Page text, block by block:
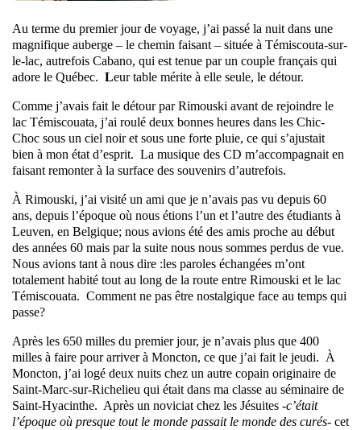
Au terme du premier jour de voyage, j’ai passé la nuit dans une
magnifique auberge – le chemin faisant – située à Témiscouta-sur-
le-lac, autrefois Cabano, qui est tenue par un couple français qui
adore le Québec. Leur table mérite à elle seule, le détour.
Comme j’avais fait le détour par Rimouski avant de rejoindre le
lac Témiscouata, j’ai roulé deux bonnes heures dans les Chic-
Choc sous un ciel noir et sous une forte pluie, ce qui s’ajustait
bien à mon état d’esprit. La musique des CD m’accompagnait en
faisant remonter à la surface des souvenirs d’autrefois.
À Rimouski, j’ai visité un ami que je n’avais pas vu depuis 60
ans, depuis l’époque où nous étions l’un et l’autre des étudiants à
Leuven, en Belgique; nous avions été des amis proche au début
des années 60 mais par la suite nous nous sommes perdus de vue.
Nous avions tant à nous dire :les paroles échangées m’ont
totalement habité tout au long de la route entre Rimouski et le lac
Témiscouata. Comment ne pas être nostalgique face au temps qui
passe?
Après les 650 milles du premier jour, je n’avais plus que 400
milles à faire pour arriver à Moncton, ce que j’ai fait le jeudi. À
Moncton, j’ai logé deux nuits chez un autre copain originaire de
Saint-Marc-sur-Richelieu qui était dans ma classe au séminaire de
Saint-Hyacinthe. Après un noviciat chez les Jésuites -c’était
l’époque où presque tout le monde passait le monde des curés- cet